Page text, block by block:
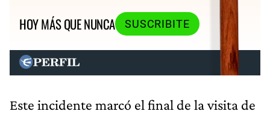
HOY MÁS QUE NUNCA
SUSCRIBITE
Este incidente marcó el final de la visita de